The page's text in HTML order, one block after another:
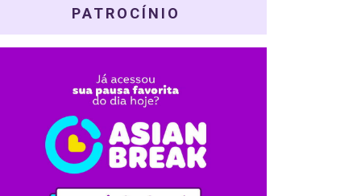
PATROCÍNIO